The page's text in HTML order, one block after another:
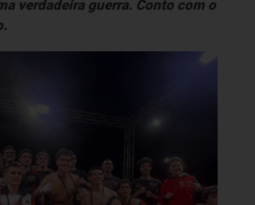
verdadeira guerra. Conto com o